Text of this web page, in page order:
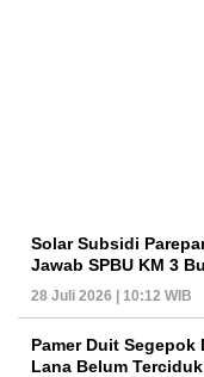
Solar Subsidi
Jawab SPBU KM 3
28 Juli 2026 | 10:12 WIB
Pamer Duit Segepok
Lana Belum Terciduk